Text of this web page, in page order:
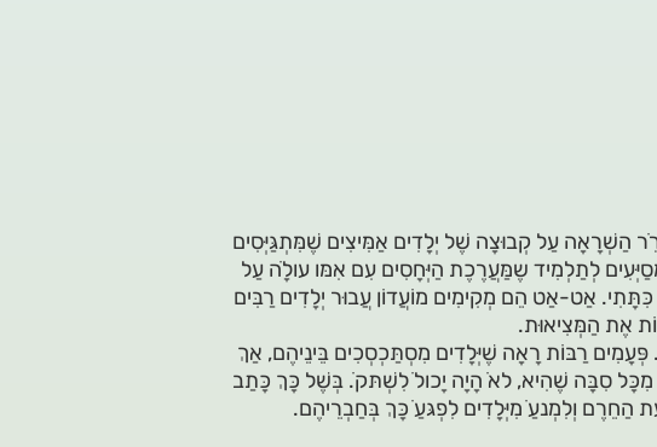
הַשְׁרָאָה עַל קְבוּצָה שֶׁל יְלָדִים אַמִּיצִים שֶׁמִּתְגַּיְּסִים
לְתַלְמִיד שֶמַּׁעֲרֶכֶת הַיְּחָסִים עִם אִמּו עולָֹה עַל
אַט-אַט הֵם מְקִימִים מוֹעֲדוֹן עֲבוּר יְלָדִים רַבִּים
אֶת הַמְּצִיאוּת.
רַבּוֹת רָאָה שֶׁיְּלָדִים מִסְתַּכְסְכִים בֵּינֵיהֶם, אַךְ
מִכָּל סִבָּה שֶׁהִיא, לאֹ הָיָה יָכולֹ לִשְׁתּקֹ. בְּשֶׁל כָּךְ כָּתַב
הַחֵרֶם וְלִמְנעַֹ מִיְּלָדִים לִפְגּעַֹ כָּךְ בְּחַבְרֵיהֶם.